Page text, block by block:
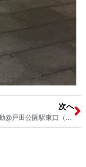
次へ
駅頭活動@戸田公園駅東口（ドトール側） 子供たちの終業式 戸田市議会議員宮内そうこ